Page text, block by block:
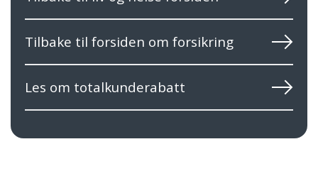
Tilbake til forsiden om forsikring
Les om totalkunderabatt